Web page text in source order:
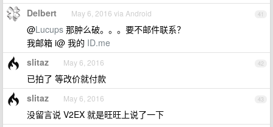
41
Delbert May 6, 2016 via Android
@Lucups 那肿么破。。。要不邮件联系？
我邮箱 i@ 我的 ID.me
42
slitaz May 6, 2016
已拍了 等改价就付款
43
slitaz May 6, 2016
没留言说 V2EX 就是旺旺上说了一下